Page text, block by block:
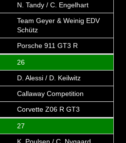
N. Tandy / C. Engelhart
Team Geyer & Weinig EDV
Schütz
Porsche 911 GT3 R
26
D. Alessi / D. Keilwitz
Callaway Competition
Corvette Z06 R GT3
27
K. Poulsen / C. Nygaard